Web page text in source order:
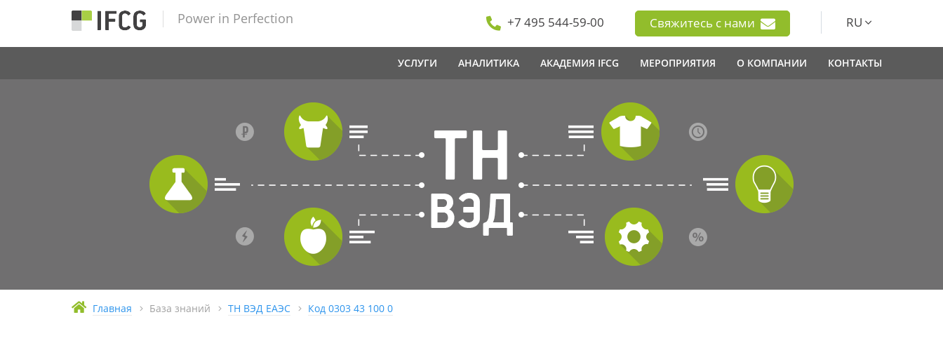
Power in Perfection +7 495 544-59-00 Свяжитесь с нами RU
УСЛУГИ АНАЛИТИКА АКАДЕМИЯ IFCG МЕРОПРИЯТИЯ О КОМПАНИИ КОНТАКТЫ
Главная База знаний ТН ВЭД ЕАЭС Код 0303 43 100 0